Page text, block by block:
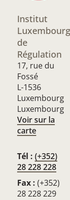
Institut
de
Régulation
17, rue du
Fossé
L-1536
Luxembourg
Luxembourg
Voir sur la
carte
Tél : (+352)
28 228 228
Fax : (+352)
28 228 229